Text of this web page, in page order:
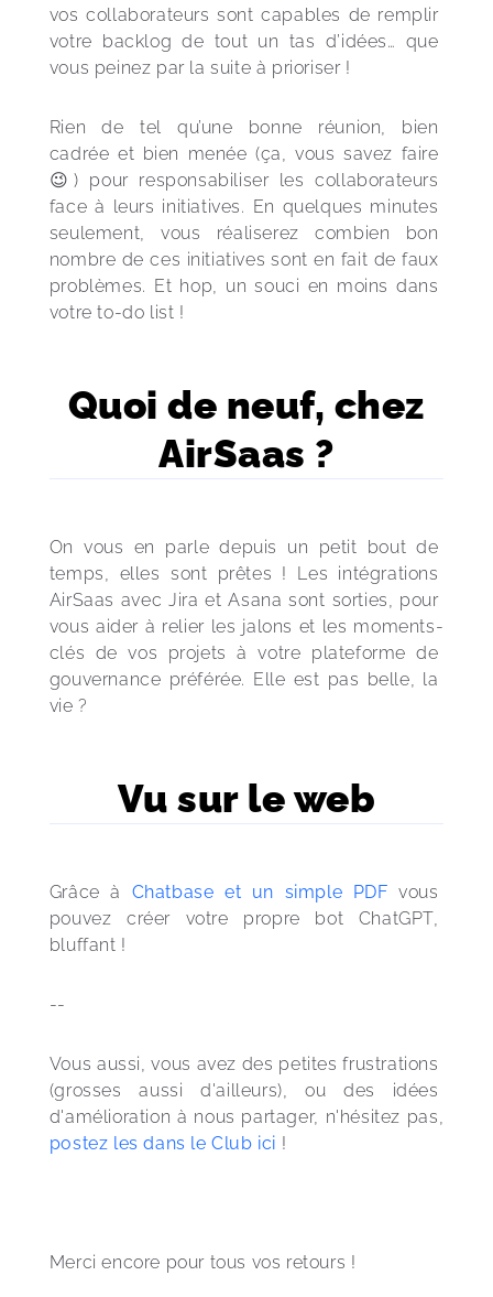
vos collaborateurs sont capables de remplir
votre backlog de tout un tas d’idées… que
vous peinez par la suite à prioriser !
Rien de tel qu’une bonne réunion, bien
cadrée et bien menée (ça, vous savez faire
😉) pour responsabiliser les collaborateurs
face à leurs initiatives. En quelques minutes
seulement, vous réaliserez combien bon
nombre de ces initiatives sont en fait de faux
problèmes. Et hop, un souci en moins dans
votre to-do list !
Quoi de neuf, chez
AirSaas ?
On vous en parle depuis un petit bout de
temps, elles sont prêtes ! Les intégrations
AirSaas avec Jira et Asana sont sorties, pour
vous aider à relier les jalons et les moments-
clés de vos projets à votre plateforme de
gouvernance préférée. Elle est pas belle, la
vie ?
Vu sur le web
Grâce à Chatbase et un simple PDF vous
pouvez créer votre propre bot ChatGPT,
bluffant !
--
Vous aussi, vous avez des petites frustrations
(grosses aussi d'ailleurs), ou des idées
d'amélioration à nous partager, n'hésitez pas,
postez les dans le Club ici !
Merci encore pour tous vos retours !